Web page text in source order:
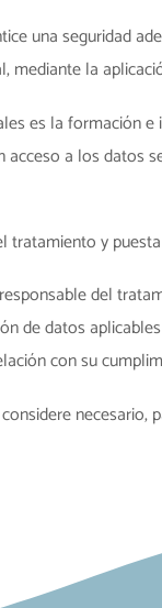
una seguridad
la
es la formación
a los datos
y
del
de datos
con su
necesario,